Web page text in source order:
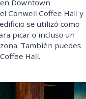
Downtown
Conwell Coffee Hall y
se utilizó como
picar o incluso un
También puedes
Hall.